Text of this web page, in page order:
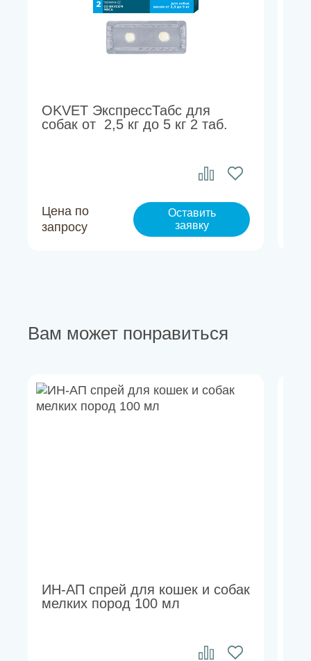
OKVET ЭкспрессТабс для
собак от 2,5 кг до 5 кг 2 таб.
Цена по
запросу
Оставить
заявку
Вам может понравиться
ИН-АП спрей для кошек и собак
мелких пород 100 мл